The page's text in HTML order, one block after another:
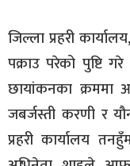
जिल्ला प्रहरी
पक्राउ परेको पुष्टि
छायांकनका क्रममा
जबर्जस्ती करणी र
प्रहरी कार्यालय